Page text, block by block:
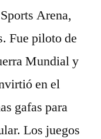
Arena,
Fue piloto de
Mundial y
en el
gafas para
Los juegos